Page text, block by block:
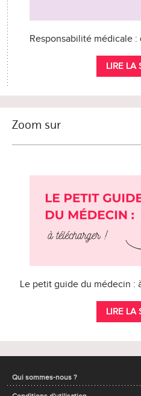
Responsabilité médicale
LIRE LA
Zoom sur
Le petit guide du médecin :
LIRE LA
Qui sommes-nous ?